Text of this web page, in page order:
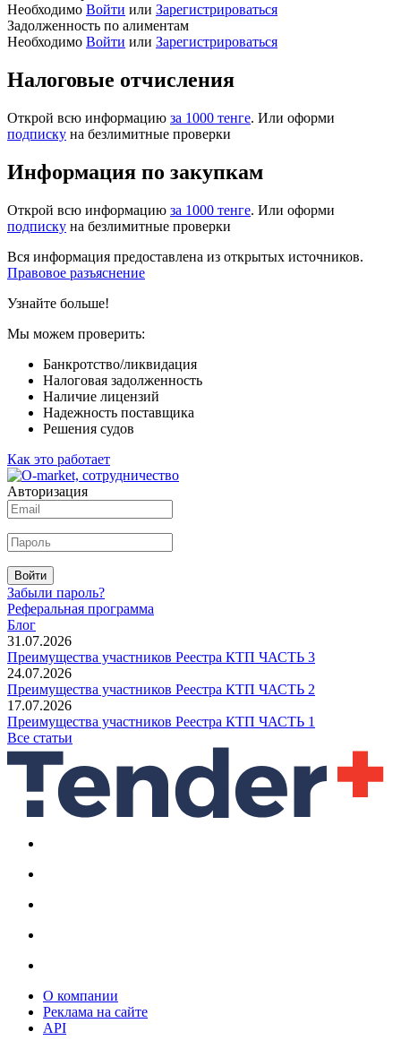
Необходимо Войти или Зарегистрироваться
Задолженность по алиментам
Необходимо Войти или Зарегистрироваться
Налоговые отчисления
Открой всю информацию за 1000 тенге. Или оформи
подписку на безлимитные проверки
Информация по закупкам
Открой всю информацию за 1000 тенге. Или оформи
подписку на безлимитные проверки
Вся информация предоставлена из открытых источников.
Правовое разъяснение
Узнайте больше!
Мы можем проверить:
Банкротство/ликвидация
Налоговая задолженность
Наличие лицензий
Надежность поставщика
Решения судов
Как это работает
Авторизация
Войти
Забыли пароль?
Реферальная программа
Блог
31.07.2026
Преимущества участников Реестра КТП ЧАСТЬ 3
24.07.2026
Преимущества участников Реестра КТП ЧАСТЬ 2
17.07.2026
Преимущества участников Реестра КТП ЧАСТЬ 1
Все статьи
О компании
Реклама на сайте
API